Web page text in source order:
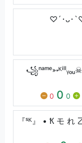
♡´･ᴗ･
0 0 0
『ˢᴷ』 • Ҟ モ